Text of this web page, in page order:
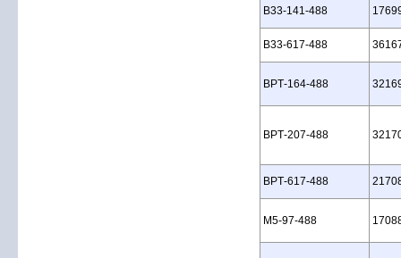
B33‑141‑488
B33‑617‑488
BPT‑164‑488
BPT‑207‑488
BPT‑617‑488
M5‑97‑488